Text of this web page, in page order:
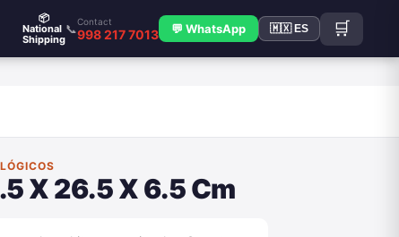
📦
National
Shipping
📞
Contact
998 217 7013 💬 WhatsApp 🇲🇽 ES 🛒
X 26.5 X 6.5 Cm